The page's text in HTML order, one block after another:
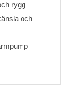
rygg
och